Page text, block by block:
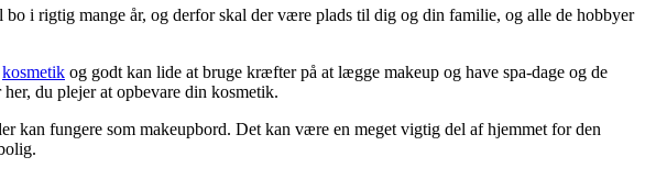
i rigtig mange år, og derfor skal der være plads til dig og din familie, og alle de hobbyer
kosmetik og godt kan lide at bruge kræfter på at lægge makeup og have spa-dage og de
du plejer at opbevare din kosmetik.
kan fungere som makeupbord. Det kan være en meget vigtig del af hjemmet for den